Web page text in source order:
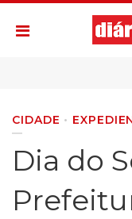
CIDADE
Dia do